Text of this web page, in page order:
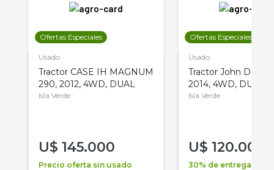
Ofertas Especiales
Usado
Tractor CASE IH MAGNUM
290, 2012, 4WD, DUAL
Isla Verde
U$ 145.000
Precio oferta sin usado
Ofertas Especiales
Usado
Tractor John Deere
2014, 4WD, DUAL
Isla Verde
U$ 120.000
30% de entrega +